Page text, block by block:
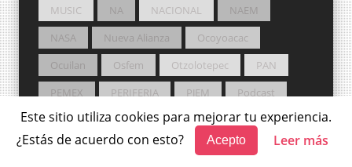
Este sitio utiliza cookies para mejorar tu experiencia.
¿Estás de acuerdo con esto?
Acepto Leer más
MUSIC
NA NACIONAL
NAEM
NASA
Nueva Alianza
Ocoyoacac
Ocuilan
Osfem Otzolotepec
PAN
PEMEX
PERIFERIA PJEM
Podcast
podcasts
Poder Judicial
Poder Judicial del Estado de México
Pol